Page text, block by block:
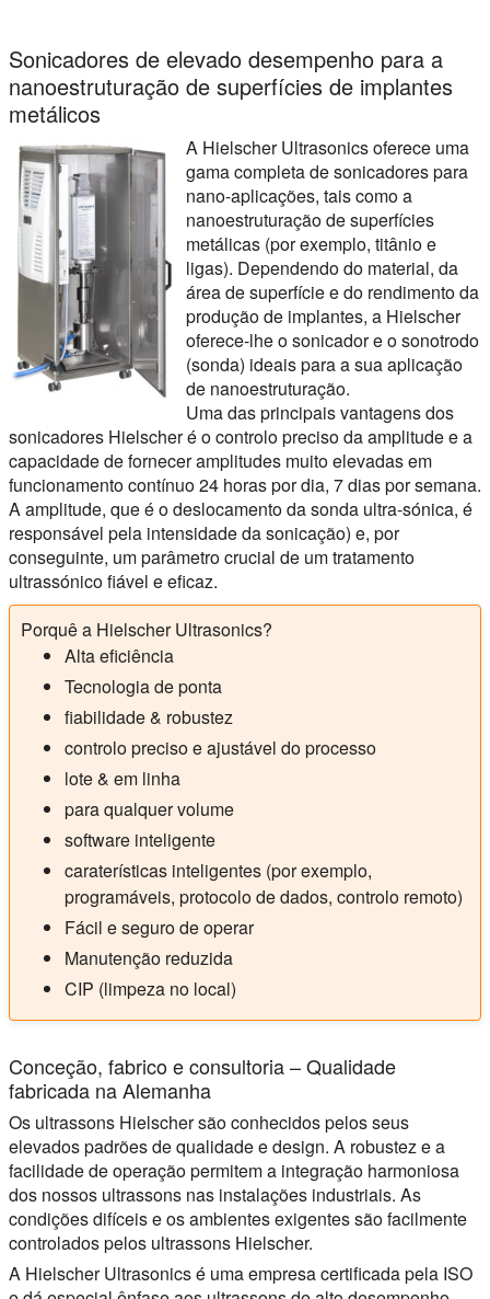
Sonicadores de elevado desempenho para a
nanoestruturação de superfícies de implantes
metálicos
A Hielscher Ultrasonics oferece uma
gama completa de sonicadores para
nano-aplicações, tais como a
nanoestruturação de superfícies
metálicas (por exemplo, titânio e
ligas). Dependendo do material, da
área de superfície e do rendimento da
produção de implantes, a Hielscher
oferece-lhe o sonicador e o sonotrodo
(sonda) ideais para a sua aplicação
de nanoestruturação.
Uma das principais vantagens dos
sonicadores Hielscher é o controlo preciso da amplitude e a
capacidade de fornecer amplitudes muito elevadas em
funcionamento contínuo 24 horas por dia, 7 dias por semana.
A amplitude, que é o deslocamento da sonda ultra-sónica, é
responsável pela intensidade da sonicação) e, por
conseguinte, um parâmetro crucial de um tratamento
ultrassónico fiável e eficaz.
Porquê a Hielscher Ultrasonics?
Alta eficiência
Tecnologia de ponta
fiabilidade & robustez
controlo preciso e ajustável do processo
lote & em linha
para qualquer volume
software inteligente
caraterísticas inteligentes (por exemplo,
programáveis, protocolo de dados, controlo remoto)
Fácil e seguro de operar
Manutenção reduzida
CIP (limpeza no local)
Conceção, fabrico e consultoria – Qualidade
fabricada na Alemanha
Os ultrassons Hielscher são conhecidos pelos seus
elevados padrões de qualidade e design. A robustez e a
facilidade de operação permitem a integração harmoniosa
dos nossos ultrassons nas instalações industriais. As
condições difíceis e os ambientes exigentes são facilmente
controlados pelos ultrassons Hielscher.
A Hielscher Ultrasonics é uma empresa certificada pela ISO